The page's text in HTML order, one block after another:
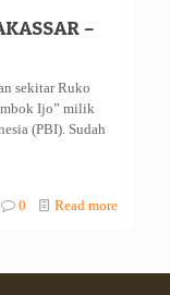
–
sekitar Ruko
Ijo” milik
(PBI). Sudah
0 Read more